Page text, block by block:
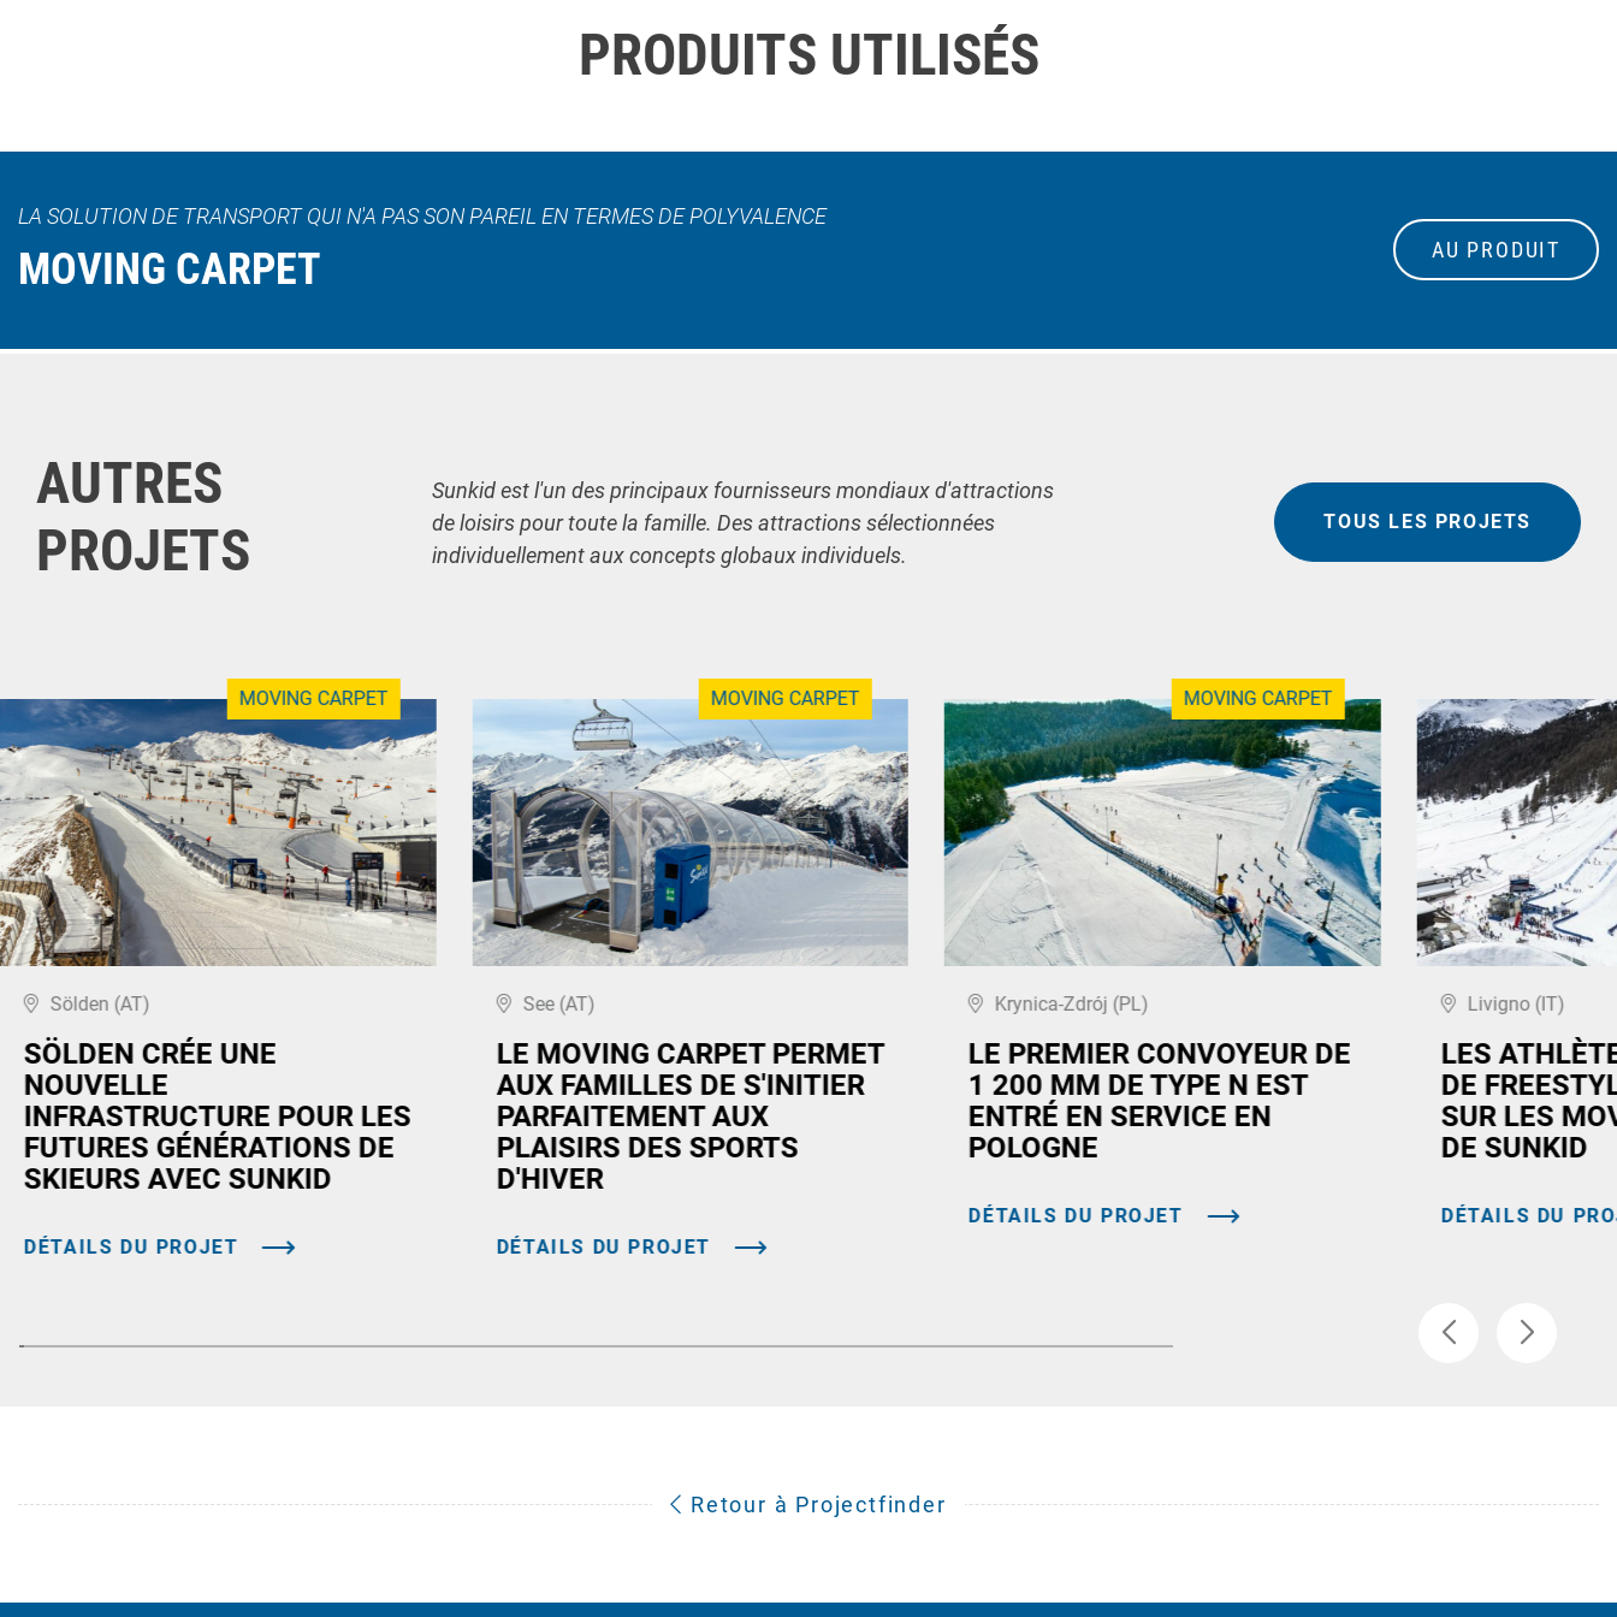
PRODUITS UTILISÉS
LA SOLUTION DE TRANSPORT QUI N'A PAS SON PAREIL EN TERMES DE POLYVALENCE
MOVING CARPET AU PRODUIT
AUTRES
PROJETS
Sunkid est l'un des principaux fournisseurs mondiaux d'attractions
de loisirs pour toute la famille. Des attractions sélectionnées
individuellement aux concepts globaux individuels.
TOUS LES PROJETS
MOVING CARPET
Sölden (AT)
SÖLDEN CRÉE UNE
NOUVELLE
INFRASTRUCTURE POUR LES
FUTURES GÉNÉRATIONS DE
SKIEURS AVEC SUNKID
DÉTAILS DU PROJET
MOVING CARPET
See (AT)
LE MOVING CARPET PERMET
AUX FAMILLES DE S'INITIER
PARFAITEMENT AUX
PLAISIRS DES SPORTS
D'HIVER
DÉTAILS DU PROJET
MOVING CARPET
Krynica-Zdrój (PL)
LE PREMIER CONVOYEUR DE
1 200 MM DE TYPE N EST
ENTRÉ EN SERVICE EN
POLOGNE
DÉTAILS DU PROJET
Livigno (IT)
LES
DE
SUR LES
DE SUNKID
DÉTAILS DU
Retour à Projectfinder